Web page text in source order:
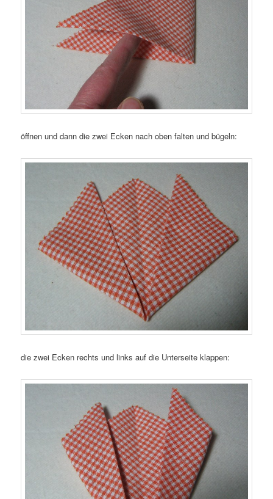
öffnen und dann die zwei Ecken nach oben falten und bügeln:
die zwei Ecken rechts und links auf die Unterseite klappen: